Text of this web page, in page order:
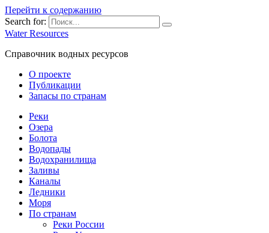
Перейти к содержанию
Search for:
Water Resources
Справочник водных ресурсов
О проекте
Публикации
Запасы по странам
Реки
Озера
Болота
Водопады
Водохранилища
Заливы
Каналы
Ледники
Моря
По странам
Реки России